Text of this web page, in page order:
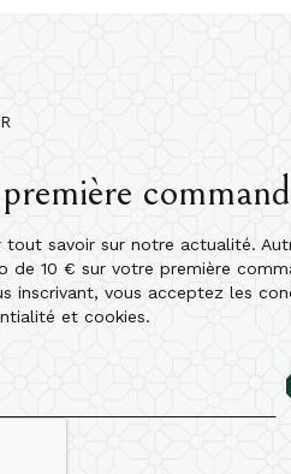
savoir sur notre actualité.
de 10 € sur votre première
inscrivant, vous acceptez les
et cookies.